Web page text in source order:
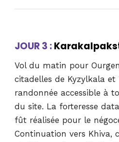
JOUR 3 :
Vol du matin pour
citadelles de Kyzylkala et
randonnée accessible à
du site. La forteresse
fût réalisée pour le
Continuation vers Khiva,